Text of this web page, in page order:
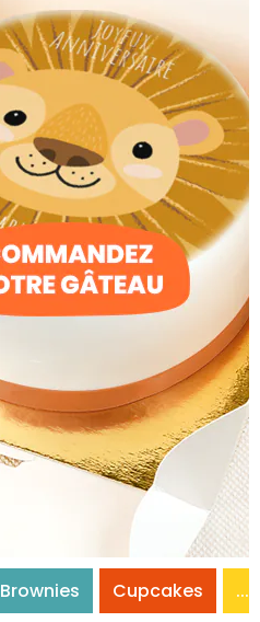
Brownies Cupcakes ...